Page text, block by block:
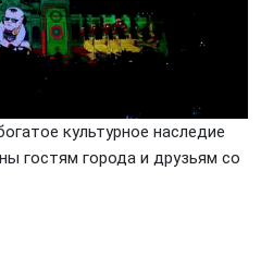
культурное наследие
гостям города и друзьям со